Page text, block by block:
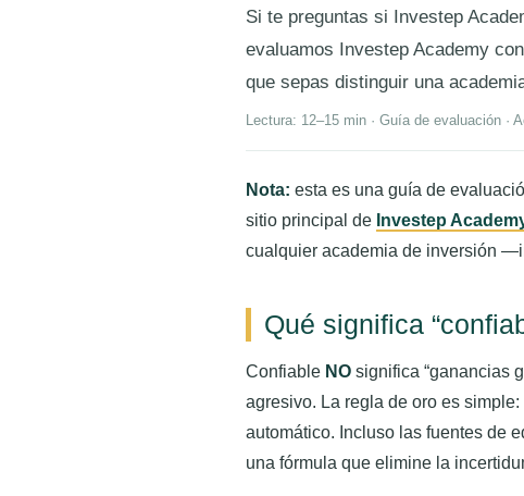
Si te preguntas si Investep
evaluamos Investep Academy
que sepas distinguir una
Lectura: 12–15 min · Guía de evaluación ·
Nota: esta es una guía de
sitio principal de Investep
cualquier academia de inversión
Qué significa
Confiable NO significa “ganancias
agresivo. La regla de oro es
automático. Incluso las fuentes de
una fórmula que elimine la